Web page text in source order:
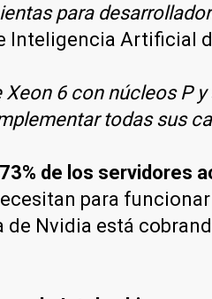
para
Inteligencia Artificial
6 con núcleos P
todas sus
de los servidores
para
de Nvidia está